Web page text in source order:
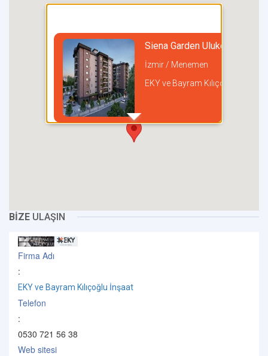
Siena Garden Ulukent
İzmir / Menemen
EKY ve Bayram Kılıçoğlu İnşaat
BİZE ULAŞIN
Firma Adı
:
EKY ve Bayram Kılıçoğlu İnşaat
Telefon
:
0530 721 56 38
Web sitesi